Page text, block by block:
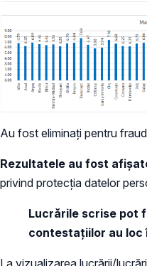
Au fost eliminați pentru
Rezultatele au fost
privind protecția datelor
Lucrările scrise pot
contestațiilor au loc
La vizualizarea lucrării/